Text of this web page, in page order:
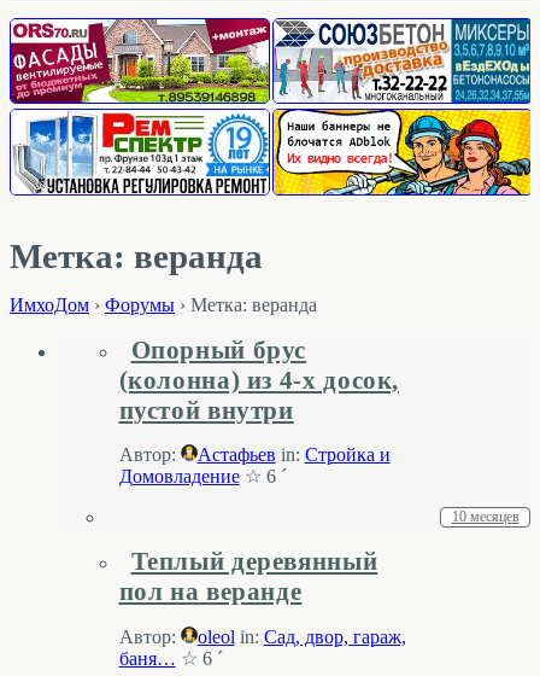
Метка: веранда
ИмхоДом › Форумы › Метка: веранда
Опорный брус
(колонна) из 4-х досок,
пустой внутри
Автор: Астафьев in: Стройка и
Домовладение☆ 6 ´
10 месяцев
Теплый деревянный
пол на веранде
Автор: oleol in: Cад, двор, гараж,
баня… ☆ 6 ´